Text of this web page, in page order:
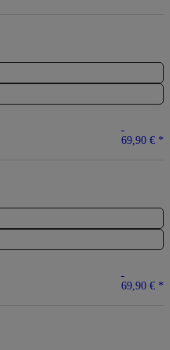
69,90 € *
69,90 € *